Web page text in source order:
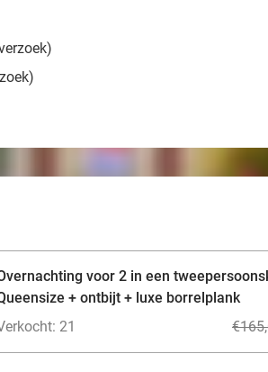
voor 2 in een
+ ontbijt + luxe borrelplank
21